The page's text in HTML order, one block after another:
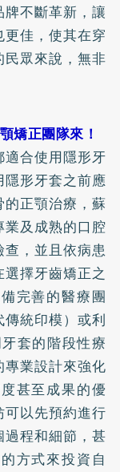
不斷革新，讓
佳，使其在穿
眾來說，無非
矯正團隊來！
合使用隱形牙
形牙套之前應
正顎治療，蘇
及成熟的口腔
，並且依病患
擇牙齒矯正之
完善的醫療團
統印模）或利
套的階段性療
業設計來強化
甚至成果的優
以先預約進行
程和細節，甚
方式來投資自